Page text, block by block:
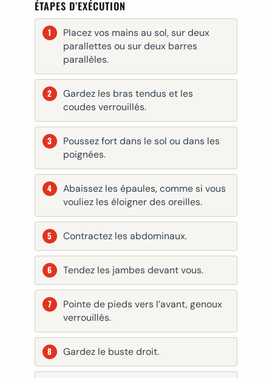
ÉTAPES D’EXÉCUTION
Placez vos mains au sol, sur deux
parallettes ou sur deux barres
parallèles.
Gardez les bras tendus et les
coudes verrouillés.
Poussez fort dans le sol ou dans les
poignées.
Abaissez les épaules, comme si vous
vouliez les éloigner des oreilles.
Contractez les abdominaux.
Tendez les jambes devant vous.
Pointe de pieds vers l’avant, genoux
verrouillés.
Gardez le buste droit.